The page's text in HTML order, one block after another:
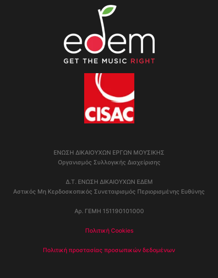
ΕΝΩΣΗ ΔΙΚΑΙΟΥΧΩΝ ΕΡΓΩΝ ΜΟΥΣΙΚΗΣ
Οργανισμός Συλλογικής Διαχείρισης
Δ.Τ. ΕΝΩΣΗ ΔΙΚΑΙΟΥΧΩΝ ΕΔΕΜ
Αστικός Μη Κερδοσκοπικός Συνεταιρισμός Περιορισμένης Ευθύνης
Αρ. ΓΕΜΗ 151190101000
Πολιτική Cookies
Πολιτική προστασίας προσωπικών δεδομένων